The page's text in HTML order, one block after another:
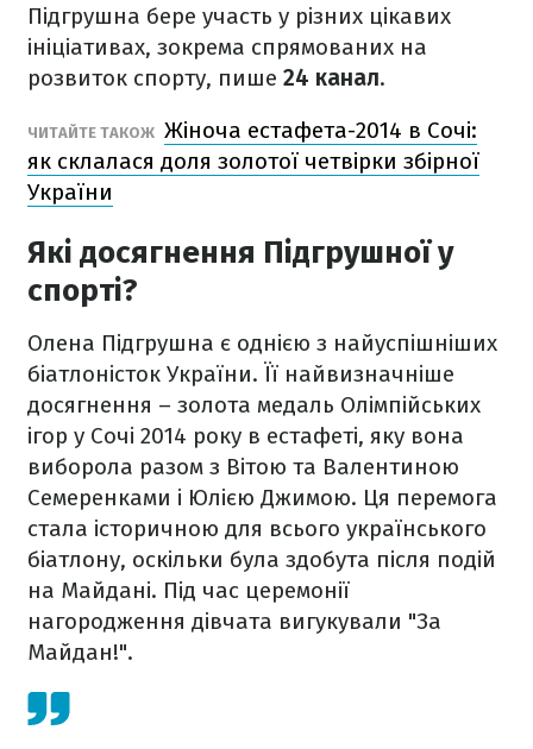
Підгрушна бере участь у різних цікавих
ініціативах, зокрема спрямованих на
розвиток спорту, пише 24 канал.
ЧИТАЙТЕ ТАКОЖ Жіноча естафета-2014 в Сочі:
як склалася доля золотої четвірки збірної
України
Які досягнення Підгрушної у
спорті?
Олена Підгрушна є однією з найуспішніших
біатлоністок України. Її найвизначніше
досягнення – золота медаль Олімпійських
ігор у Сочі 2014 року в естафеті, яку вона
виборола разом з Вітою та Валентиною
Семеренками і Юлією Джимою. Ця перемога
стала історичною для всього українського
біатлону, оскільки була здобута після подій
на Майдані. Під час церемонії
нагородження дівчата вигукували "За
Майдан!".